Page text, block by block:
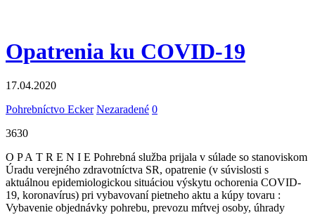
Opatrenia ku COVID-19
17.04.2020
Pohrebníctvo Ecker Nezaradené 0
3630
O P A T R E N I E Pohrebná služba prijala v súlade so stanoviskom
Úradu verejného zdravotníctva SR, opatrenie (v súvislosti s
aktuálnou epidemiologickou situáciou výskytu ochorenia COVID-
19, koronavírus) pri vybavovaní pietneho aktu a kúpy tovaru :
Vybavenie objednávky pohrebu, prevozu mŕtvej osoby, úhrady